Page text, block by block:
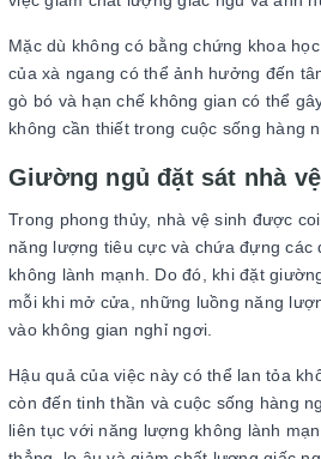
Mặc dù không có bằng chứng khoa
của xà ngang có thể ảnh hưởng đến
gò bó và hạn chế không gian có thể
không cần thiết trong cuộc sống hàng
Giường ngủ đặt sát nhà
Trong phong thủy, nhà vệ sinh được
năng lượng tiêu cực và chứa đựng các
không lành mạnh. Do đó, khi đặt
mỗi khi mở cửa, những luồng năng
vào không gian nghỉ ngơi.
Hậu quả của việc này có thể lan tỏa
còn đến tinh thần và cuộc sống hàng
liên tục với năng lượng không lành